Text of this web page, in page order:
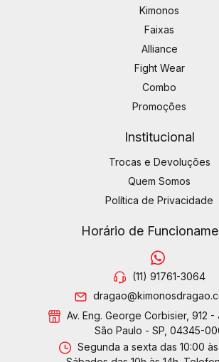
Kimonos
Faixas
Alliance
Fight Wear
Combo
Promoções
Institucional
Trocas e Devoluções
Quem Somos
Política de Privacidade
Horário de
(11) 91761-3064
Av. Eng. George Corbisier, 912 -
São Paulo - SP, 04345-
Segunda a sexta das 10:00